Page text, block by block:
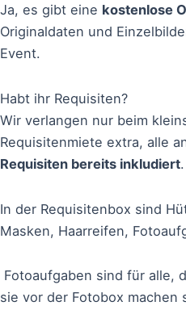
Ja, es gibt eine kostenlose
Originaldaten und
Event.
Habt ihr Requisiten?
Wir verlangen nur beim
Requisitenmiete extra, alle
Requisiten bereits inkludiert.
In der Requisitenbox sind
Masken, Haarreifen,
Fotoaufgaben sind für alle,
sie vor der Fotobox machen